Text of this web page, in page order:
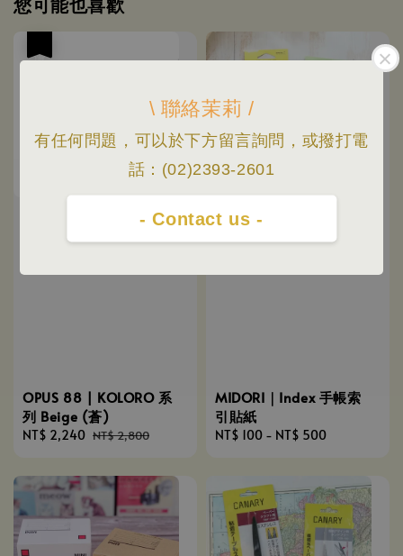
\ 聯絡茉莉 /
有任何問題，可以於下方留言詢問，或撥打電
話：(02)2393-2601
- Contact us -
OPUS 88 | KOLORO 系
列 Beige (蒼)
Sale
NT$ 2,240 Regular
NT$ 2,800
MIDORI｜Index 手帳索
引貼紙
Regular
NT$ 100 - NT$ 500